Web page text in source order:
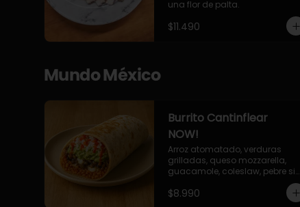
una flor de palta.
$11.490
Mundo México
Burrito Cantinflear
NOW!
Arroz atomatado, verduras
grilladas, queso mozzarella,
guacamole, coleslaw, pebre sin
$8.990